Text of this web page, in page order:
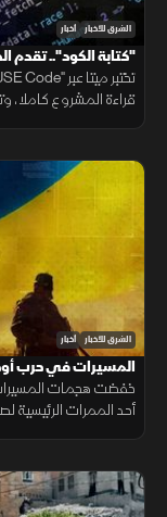
الشرق للأخبار أخبار
"كتابة الكود".. تقدم
قراءة المشروع كاملا،
الشرق للأخبار أخبار
المسيرات في حرب
خفضت هجمات المسيرات
أحد الممرات